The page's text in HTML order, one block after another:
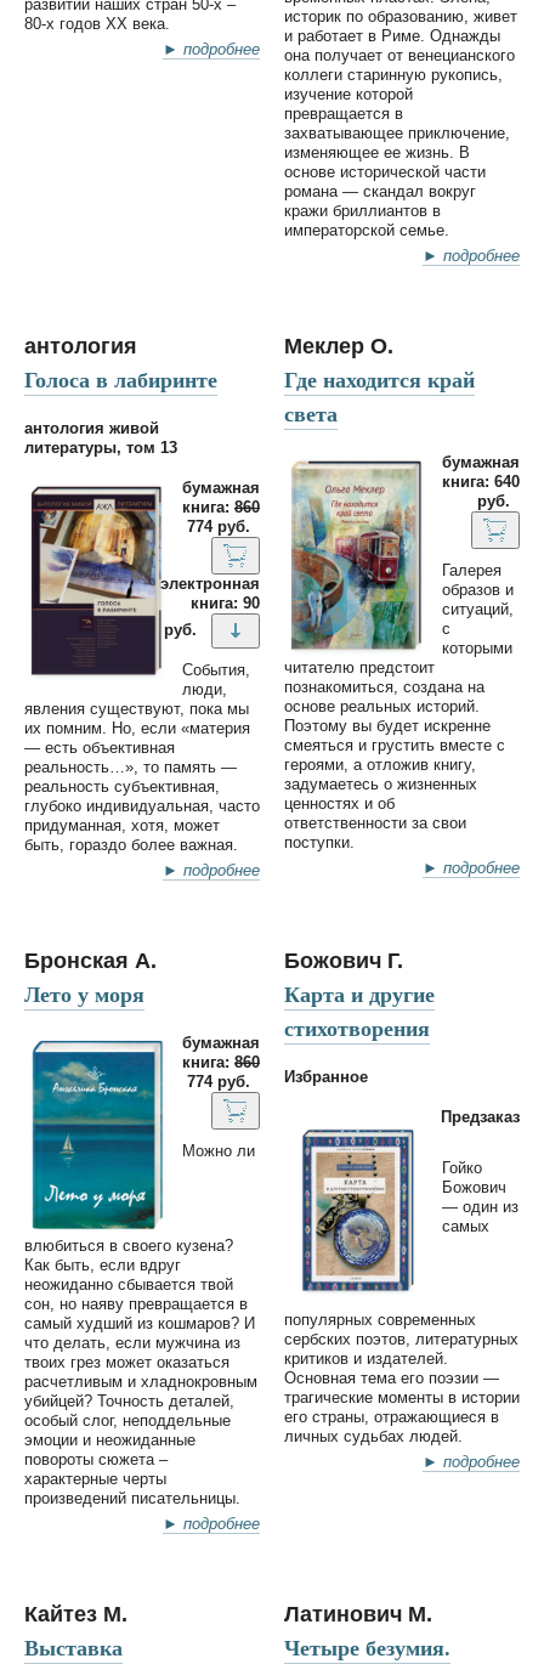
развитии наших стран 50-х –
80-х годов ХХ века.
► подробнее
историк по образованию, живет
и работает в Риме. Однажды
она получает от венецианского
коллеги старинную рукопись,
изучение которой
превращается в
захватывающее приключение,
изменяющее ее жизнь. В
основе исторической части
романа — скандал вокруг
кражи бриллиантов в
императорской семье.
► подробнее
антология
Голоса в лабиринте
антология живой
литературы, том 13
бумажная
книга: 860
774 руб.
электронная
книга: 90
руб.
События,
люди,
явления существуют, пока мы
их помним. Но, если «материя
— есть объективная
реальность…», то память —
реальность субъективная,
глубоко индивидуальная, часто
придуманная, хотя, может
быть, гораздо более важная.
► подробнее
Меклер О.
Где находится край
света
бумажная
книга: 640
руб.
Галерея
образов и
ситуаций,
с
которыми
читателю предстоит
познакомиться, создана на
основе реальных историй.
Поэтому вы будет искренне
смеяться и грустить вместе с
героями, а отложив книгу,
задумаетесь о жизненных
ценностях и об
ответственности за свои
поступки.
► подробнее
Бронская А.
Лето у моря
бумажная
книга: 860
774 руб.
Можно ли
влюбиться в своего кузена?
Как быть, если вдруг
неожиданно сбывается твой
сон, но наяву превращается в
самый худший из кошмаров? И
что делать, если мужчина из
твоих грез может оказаться
расчетливым и хладнокровным
убийцей? Точность деталей,
особый слог, неподдельные
эмоции и неожиданные
повороты сюжета –
характерные черты
произведений писательницы.
► подробнее
Божович Г.
Карта и другие
стихотворения
Избранное
Предзаказ
Гойко
Божович
— один из
самых
популярных современных
сербских поэтов, литературных
критиков и издателей.
Основная тема его поэзии —
трагические моменты в истории
его страны, отражающиеся в
личных судьбах людей.
► подробнее
Кайтез М.
Выставка
Латинович М.
Четыре безумия.